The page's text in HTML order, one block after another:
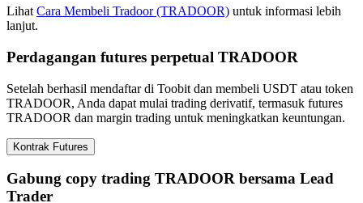
Lihat Cara Membeli Tradoor (TRADOOR) untuk informasi lebih
lanjut.
Perdagangan futures perpetual TRADOOR
Setelah berhasil mendaftar di Toobit dan membeli USDT atau token
TRADOOR, Anda dapat mulai trading derivatif, termasuk futures
TRADOOR dan margin trading untuk meningkatkan keuntungan.
Kontrak Futures
Gabung copy trading TRADOOR bersama Lead
Trader